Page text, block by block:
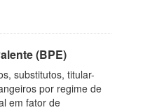
(BPE)
substitutos, titular-
por regime de
em fator de